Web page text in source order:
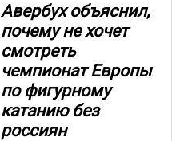
Авербух объяснил,
почему не хочет
смотреть
чемпионат Европы
по фигурному
катанию без
россиян